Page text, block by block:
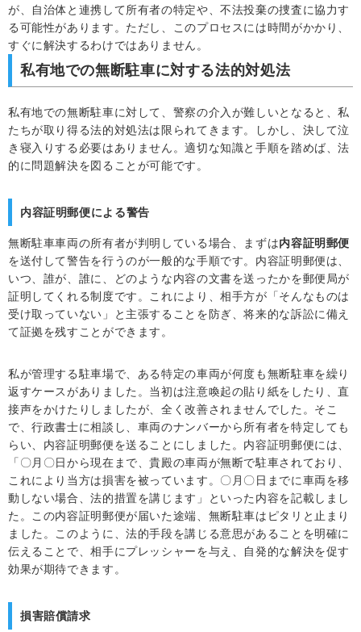
が、自治体と連携して所有者の特定や、不法投棄の捜査に協力す
る可能性があります。ただし、このプロセスには時間がかかり、
すぐに解決するわけではありません。
私有地での無断駐車に対する法的対処法
私有地での無断駐車に対して、警察の介入が難しいとなると、私
たちが取り得る法的対処法は限られてきます。しかし、決して泣
き寝入りする必要はありません。適切な知識と手順を踏めば、法
的に問題解決を図ることが可能です。
内容証明郵便による警告
無断駐車車両の所有者が判明している場合、まずは内容証明郵便
を送付して警告を行うのが一般的な手順です。内容証明郵便は、
いつ、誰が、誰に、どのような内容の文書を送ったかを郵便局が
証明してくれる制度です。これにより、相手方が「そんなものは
受け取っていない」と主張することを防ぎ、将来的な訴訟に備え
て証拠を残すことができます。
私が管理する駐車場で、ある特定の車両が何度も無断駐車を繰り
返すケースがありました。当初は注意喚起の貼り紙をしたり、直
接声をかけたりしましたが、全く改善されませんでした。そこ
で、行政書士に相談し、車両のナンバーから所有者を特定しても
らい、内容証明郵便を送ることにしました。内容証明郵便には、
「〇月〇日から現在まで、貴殿の車両が無断で駐車されており、
これにより当方は損害を被っています。〇月〇日までに車両を移
動しない場合、法的措置を講じます」といった内容を記載しまし
た。この内容証明郵便が届いた途端、無断駐車はピタリと止まり
ました。このように、法的手段を講じる意思があることを明確に
伝えることで、相手にプレッシャーを与え、自発的な解決を促す
効果が期待できます。
損害賠償請求